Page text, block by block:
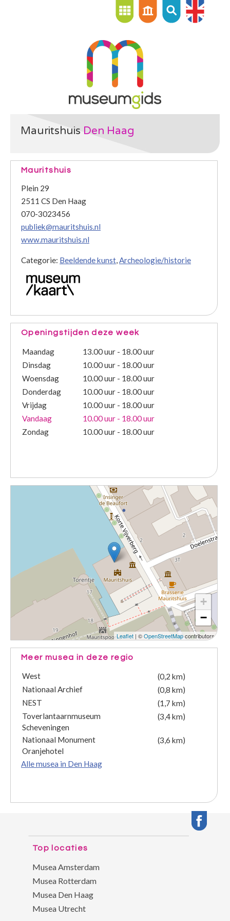
Mauritshuis Den Haag
Mauritshuis
Plein 29
2511 CS Den Haag
070-3023456
publiek@mauritshuis.nl
www.mauritshuis.nl
Categorie: Beeldende kunst,Archeologie/historie
Openingstijden deze week
Maandag
13.00 uur - 18.00 uur
Dinsdag
10.00 uur - 18.00 uur
Woensdag
10.00 uur - 18.00 uur
Donderdag
10.00 uur - 18.00 uur
Vrijdag
10.00 uur - 18.00 uur
Vandaag
10.00 uur - 18.00 uur
Zondag
10.00 uur - 18.00 uur
+
−
Leaflet | ©OpenStreetMapcontributors
Meer musea in deze regio
West
(0,2 km)
Nationaal Archief
(0,8 km)
NEST
(1,7 km)
Toverlantaarnmuseum
Scheveningen
(3,4 km)
Nationaal Monument
Oranjehotel
(3,6 km)
Alle musea in Den Haag
Top locaties
Musea Amsterdam
Musea Rotterdam
Musea Den Haag
Musea Utrecht